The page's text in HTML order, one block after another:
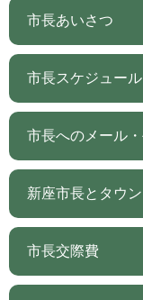
市長あいさつ
市長スケジュール
市長へのメール
新座市長とタウ
市長交際費